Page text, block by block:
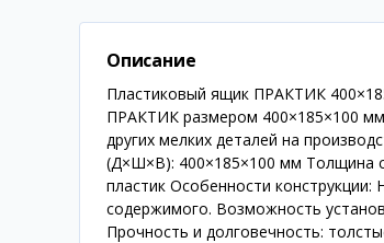
Описание
Пластиковый ящик ПРАКТИК
ПРАКТИК размером 400×185×100
других мелких деталей на
(Д×Ш×В): 400×185×100 мм Толщина
пластик Особенности
содержимого. Возможность
Прочность и долговечность: